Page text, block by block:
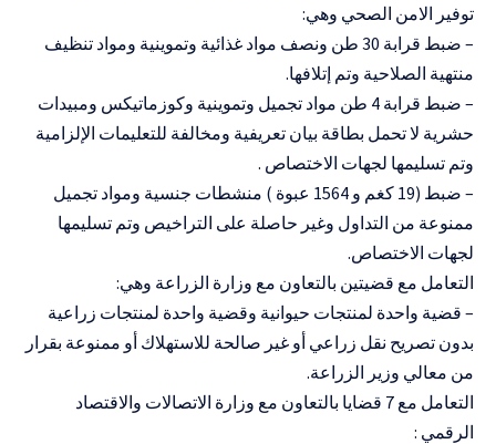
توفير الامن الصحي وهي:
– ضبط قرابة 30 طن ونصف مواد غذائية وتموينية ومواد تنظيف
منتهية الصلاحية وتم إتلافها.
– ضبط قرابة 4 طن مواد تجميل وتموينية وكوزماتيكس ومبيدات
حشرية لا تحمل بطاقة بيان تعريفية ومخالفة للتعليمات الإلزامية
وتم تسليمها لجهات الاختصاص .
– ضبط (19 كغم و 1564 عبوة ) منشطات جنسية ومواد تجميل
ممنوعة من التداول وغير حاصلة على التراخيص وتم تسليمها
لجهات الاختصاص.
التعامل مع قضيتين بالتعاون مع وزارة الزراعة وهي:
– قضية واحدة لمنتجات حيوانية وقضية واحدة لمنتجات زراعية
بدون تصريح نقل زراعي أو غير صالحة للاستهلاك أو ممنوعة بقرار
من معالي وزير الزراعة.
التعامل مع 7 قضايا بالتعاون مع وزارة الاتصالات والاقتصاد
الرقمي :